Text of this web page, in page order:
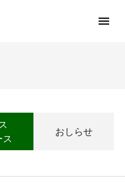
ス
おしらせ